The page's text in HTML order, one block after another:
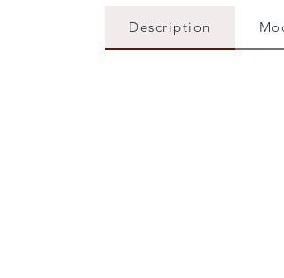
Description